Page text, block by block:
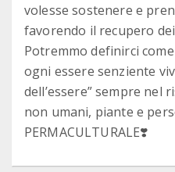
volesse sostenere e
favorendo il recupero
Potremmo definirci
ogni essere senziente
dell’essere” sempre nel
non umani, piante e
PERMACULTURALE❣️